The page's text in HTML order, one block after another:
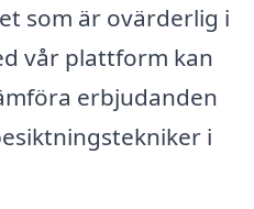
som är ovärderlig i
vår plattform kan
erbjudanden
i